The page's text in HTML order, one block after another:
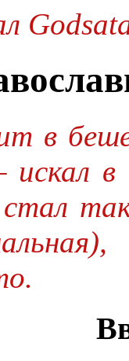
в
искал